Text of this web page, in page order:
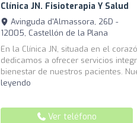
Clínica JN. Fisioterapia Y Salud
Avinguda d'Almassora, 26D -
12005, Castellón de la Plana
En la Clínica JN, situada en el
dedicamos a ofrecer servicios
bienestar de nuestros pacientes.
leyendo
Ver teléfono